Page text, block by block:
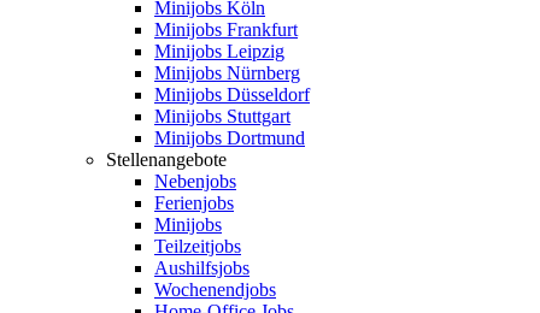
Minijobs Köln
Minijobs Frankfurt
Minijobs Leipzig
Minijobs Nürnberg
Minijobs Düsseldorf
Minijobs Stuttgart
Minijobs Dortmund
Stellenangebote
Nebenjobs
Ferienjobs
Minijobs
Teilzeitjobs
Aushilfsjobs
Wochenendjobs